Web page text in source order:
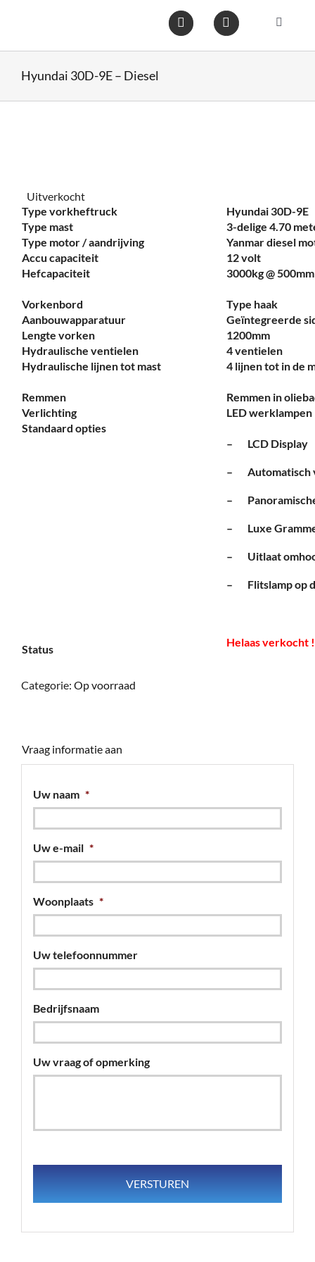
Toggle
Hyundai 30D-9E – Diesel
Uitverkocht
Type vorkheftruck
Hyundai 30D-9E
Type mast
3-delige 4.70
Type motor / aandrijving
Yanmar diesel
Accu capaciteit
12 volt
Hefcapaciteit
3000kg @ 500mm
Vorkenbord
Type haak
Aanbouwapparatuur
Geïntegreerde
Lengte vorken
1200mm
Hydraulische ventielen
4 ventielen
Hydraulische lijnen tot mast
4 lijnen tot in de
Remmen
Remmen in
Verlichting
LED werklampen
Standaard opties
– LCD Display
– Automatisch
–
– Luxe
– Uitlaat
– Flitslamp op
Status
Helaas verkocht !
Categorie: Op voorraad
Vraag informatie aan
Uw naam *
Uw e-mail *
Woonplaats *
Uw telefoonnummer
Bedrijfsnaam
Uw vraag of opmerking